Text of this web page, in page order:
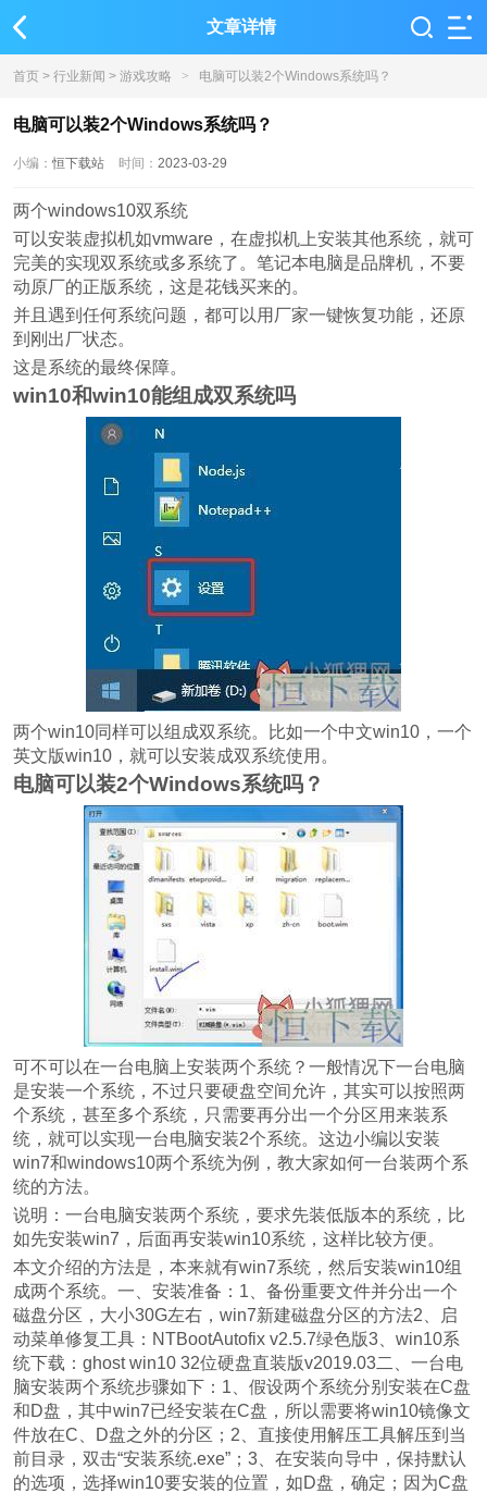
文章详情
首页 > 行业新闻 > 游戏攻略 > 电脑可以装2个Windows系统吗？
电脑可以装2个Windows系统吗？
小编：恒下载站 时间： 2023-03-29
两个windows10双系统
可以安装虚拟机如vmware，在虚拟机上安装其他系统，就可
完美的实现双系统或多系统了。笔记本电脑是品牌机，不要
动原厂的正版系统，这是花钱买来的。
并且遇到任何系统问题，都可以用厂家一键恢复功能，还原
到刚出厂状态。
这是系统的最终保障。
win10和win10能组成双系统吗
两个win10同样可以组成双系统。比如一个中文win10，一个
英文版win10，就可以安装成双系统使用。
电脑可以装2个Windows系统吗？
可不可以在一台电脑上安装两个系统？一般情况下一台电脑
是安装一个系统，不过只要硬盘空间允许，其实可以按照两
个系统，甚至多个系统，只需要再分出一个分区用来装系
统，就可以实现一台电脑安装2个系统。这边小编以安装
win7和windows10两个系统为例，教大家如何一台装两个系
统的方法。
说明：一台电脑安装两个系统，要求先装低版本的系统，比
如先安装win7，后面再安装win10系统，这样比较方便。
本文介绍的方法是，本来就有win7系统，然后安装win10组
成两个系统。一、安装准备：1、备份重要文件并分出一个
磁盘分区，大小30G左右，win7新建磁盘分区的方法2、启
动菜单修复工具：NTBootAutofix v2.5.7绿色版3、win10系
统下载：ghost win10 32位硬盘直装版v2019.03二、一台电
脑安装两个系统步骤如下：1、假设两个系统分别安装在C盘
和D盘，其中win7已经安装在C盘，所以需要将win10镜像文
件放在C、D盘之外的分区；2、直接使用解压工具解压到当
前目录，双击“安装系统.exe”；3、在安装向导中，保持默认
的选项，选择win10要安装的位置，如D盘，确定；因为C盘